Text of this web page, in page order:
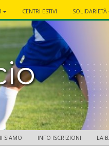
CENTRI ESTIVI SOLIDARIETÀ
SIAMO INFO ISCRIZIONI LA